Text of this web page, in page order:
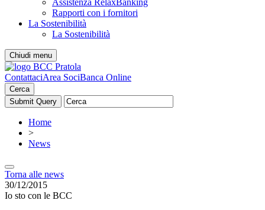
Assistenza RelaxBanking
Rapporti con i fornitori
La Sostenibilità
La Sostenibilità
Chiudi menu
ContattaciArea SociBanca Online
Cerca
Home
>
News
Torna alle news
30/12/2015
Io sto con le BCC